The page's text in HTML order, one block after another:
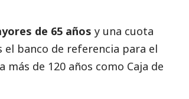
de 65 años y una cuota
el banco de referencia para el
de 120 años como Caja de